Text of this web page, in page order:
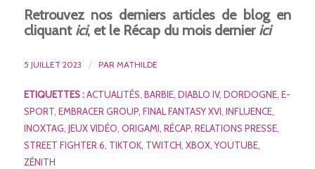
Retrouvez nos derniers articles de blog en
cliquant ici, et le Récap du mois dernier ici
5 JUILLET 2023 / PAR MATHILDE
ETIQUETTES : ACTUALITÉS, BARBIE, DIABLO IV, DORDOGNE, E-
SPORT, EMBRACER GROUP, FINAL FANTASY XVI, INFLUENCE,
INOXTAG, JEUX VIDÉO, ORIGAMI, RÉCAP, RELATIONS PRESSE,
STREET FIGHTER 6, TIKTOK, TWITCH, XBOX,YOUTUBE,
ZÉNITH